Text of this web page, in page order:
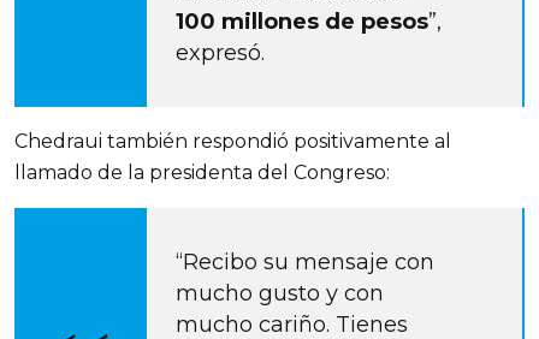
100 millones de pesos”,
expresó.
Chedraui también respondió positivamente al
llamado de la presidenta del Congreso:
“Recibo su mensaje con
mucho gusto y con
mucho cariño. Tienes